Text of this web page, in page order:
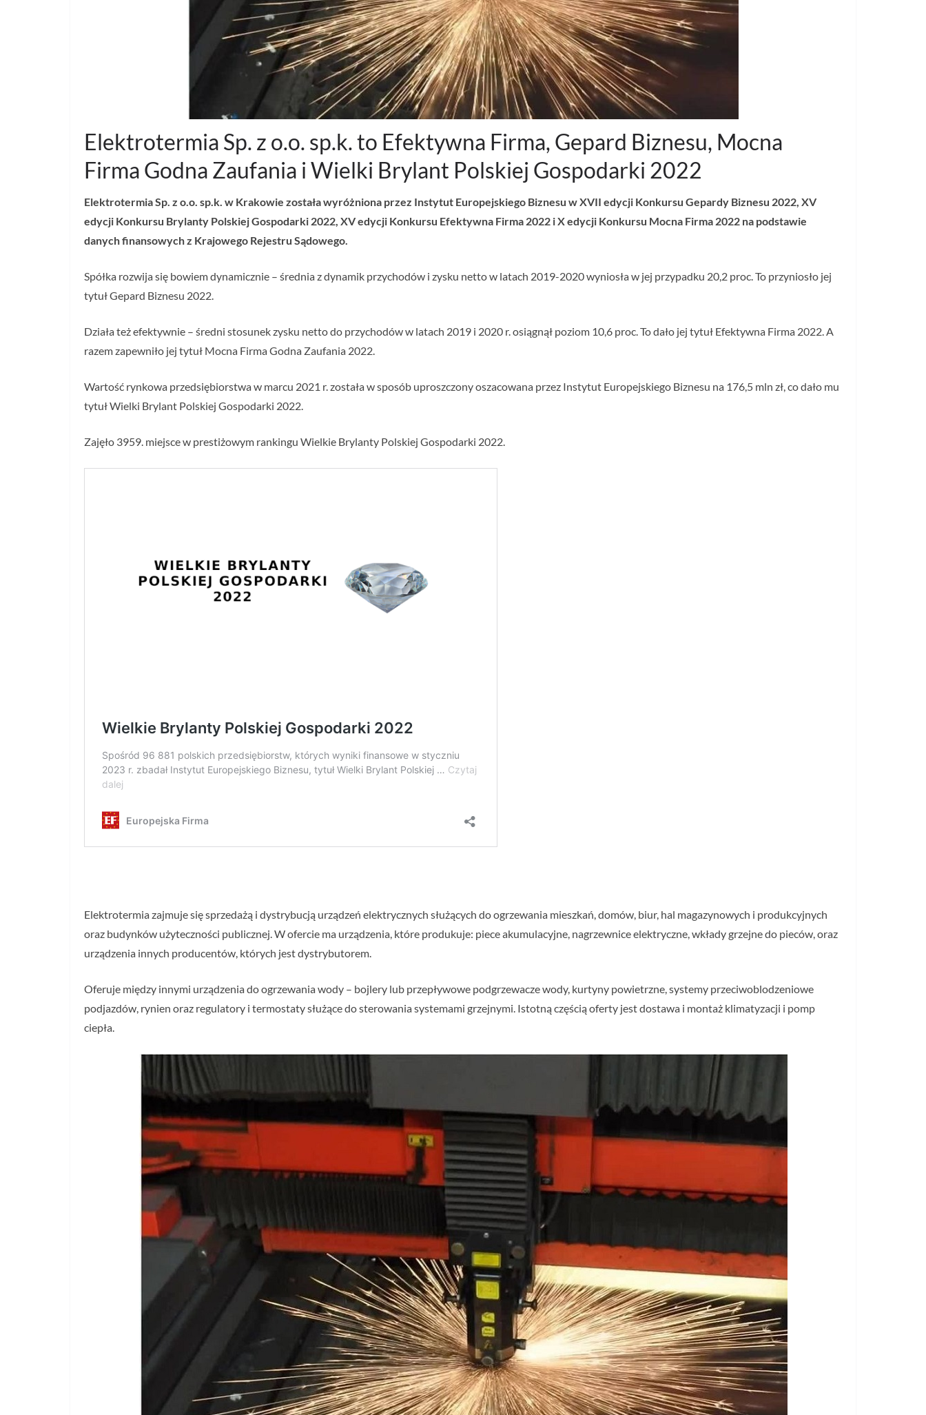
Elektrotermia Sp. z o.o. sp.k. to Efektywna Firma, Gepard Biznesu, Mocna
Firma Godna Zaufania i Wielki Brylant Polskiej Gospodarki 2022
Elektrotermia Sp. z o.o. sp.k. w Krakowie została wyróżniona przez Instytut Europejskiego Biznesu w XVII edycji Konkursu Gepardy Biznesu 2022, XV
edycji Konkursu Brylanty Polskiej Gospodarki 2022, XV edycji Konkursu Efektywna Firma 2022 i X edycji Konkursu Mocna Firma 2022 na podstawie
danych finansowych z Krajowego Rejestru Sądowego.
Spółka rozwija się bowiem dynamicznie – średnia z dynamik przychodów i zysku netto w latach 2019-2020 wyniosła w jej przypadku 20,2 proc. To przyniosło jej
tytuł Gepard Biznesu 2022.
Działa też efektywnie – średni stosunek zysku netto do przychodów w latach 2019 i 2020 r. osiągnął poziom 10,6 proc. To dało jej tytuł Efektywna Firma 2022. A
razem zapewniło jej tytuł Mocna Firma Godna Zaufania 2022.
Wartość rynkowa przedsiębiorstwa w marcu 2021 r. została w sposób uproszczony oszacowana przez Instytut Europejskiego Biznesu na 176,5 mln zł, co dało mu
tytuł Wielki Brylant Polskiej Gospodarki 2022.
Zajęło 3959. miejsce w prestiżowym rankingu Wielkie Brylanty Polskiej Gospodarki 2022.
Elektrotermia zajmuje się sprzedażą i dystrybucją urządzeń elektrycznych służących do ogrzewania mieszkań, domów, biur, hal magazynowych i produkcyjnych
oraz budynków użyteczności publicznej. W ofercie ma urządzenia, które produkuje: piece akumulacyjne, nagrzewnice elektryczne, wkłady grzejne do pieców, oraz
urządzenia innych producentów, których jest dystrybutorem.
Oferuje między innymi urządzenia do ogrzewania wody – bojlery lub przepływowe podgrzewacze wody, kurtyny powietrzne, systemy przeciwoblodzeniowe
podjazdów, rynien oraz regulatory i termostaty służące do sterowania systemami grzejnymi. Istotną częścią oferty jest dostawa i montaż klimatyzacji i pomp
ciepła.